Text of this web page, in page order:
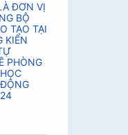
ĐƠN VỊ
BỘ
TẠO TẠI
KIẾN
PHÒNG